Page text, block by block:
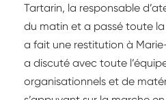
Tartarin, la responsable
du matin et a passé toute
a fait une restitution à
a discuté avec toute
organisationnels et de